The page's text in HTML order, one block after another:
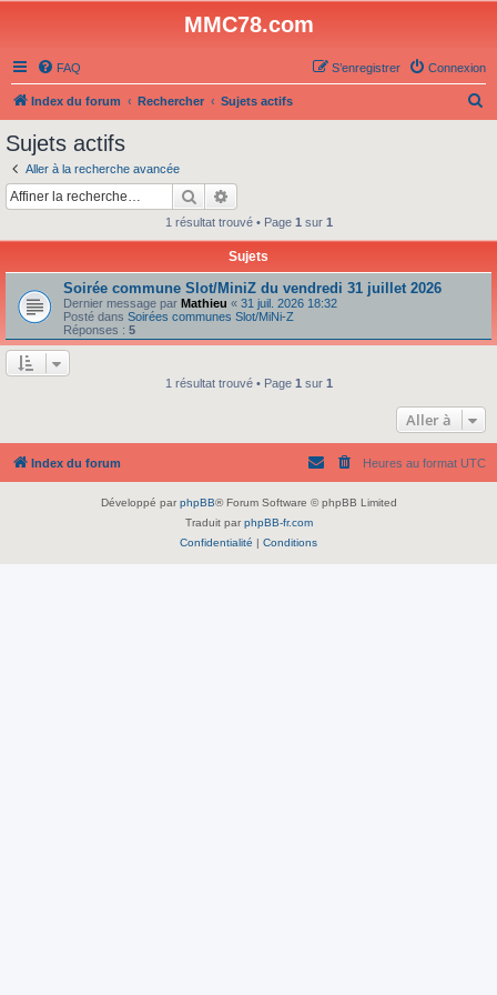
MMC78.com
FAQ Connexion
S’enregistrer
Index du forum Rechercher Sujets actifs
r
Sujets actifs
Aller à la recherche avancée
Rechercher
1 résultat trouvé • Page 1 sur 1
Sujets
Soirée commune Slot/MiniZ du vendredi 31 juillet 2026
Dernier message par Mathieu « 31 juil. 2026 18:32
Posté dans Soirées communes Slot/MiNi-Z
Réponses : 5
1 résultat trouvé • Page 1 sur 1
Aller à
Index du forum Heures au format UTC
Développé par phpBB® Forum Software © phpBB Limited
Traduit par phpBB-fr.com
Confidentialité | Conditions